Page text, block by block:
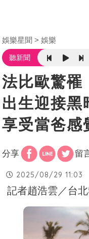
娛樂星聞 娛樂
聽新聞
法比歐驚罹
出生迎接
享受當爸感
分享 留
2025/08/29 11:03
記者趙浩雲／台